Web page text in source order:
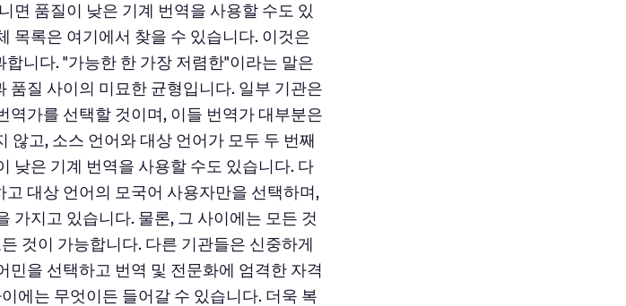
면 품질이 낮은 기계 번역을 사용할 수도 있
목록은 여기에서 찾을 수 있습니다. 이것은
니다. "가능한 한 가장 저렴한"이라는 말은
품질 사이의 미묘한 균형입니다. 일부 기관은
역가를 선택할 것이며, 이들 번역가 대부분은
않고, 소스 언어와 대상 언어가 모두 두 번째
낮은 기계 번역을 사용할 수도 있습니다. 다
대상 언어의 모국어 사용자만을 선택하며,
가지고 있습니다. 물론, 그 사이에는 모든 것
것이 가능합니다. 다른 기관들은 신중하게
민을 선택하고 번역 및 전문화에 엄격한 자격
에는 무엇이든 들어갈 수 있습니다. 더욱 복